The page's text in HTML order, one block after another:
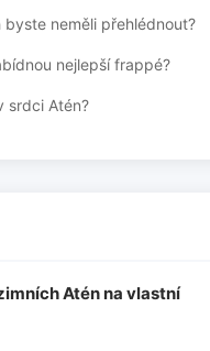
neměli přehlédnout?
nejlepší frappé?
srdci Atén?
Atén na vlastní